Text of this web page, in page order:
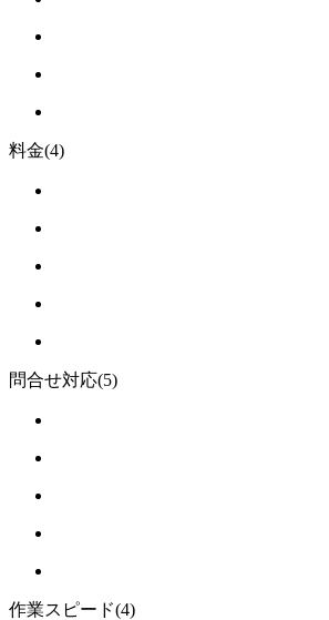
料金(4)
問合せ対応(5)
作業スピード(4)